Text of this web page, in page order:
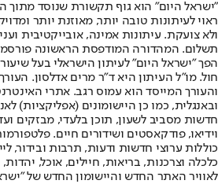
"ישראל היום" הוא גוף תקשורת שנוסד מתוך
ראוי לעיתונות טובה יותר, מאוזנת יותר
ולא צועקת. עיתונות אמינה, אובייקטיבית
הפך "ישראל היום" לעיתון הישראלי בעל
חול. מו"ל העיתון היא ד"ר מרים אדלסון.
והעורך המייסד הוא עמוס רגב. אתרי
חדשות מסביב לשעון, תוכן בלעדי, מבזקים
וידיאו, פודקאסטים ושידורים חיים.
כוללות ערוצי חדשות ודעות, תרבות ובידור,
לאוויר האתר החדש והיישומון החדש של